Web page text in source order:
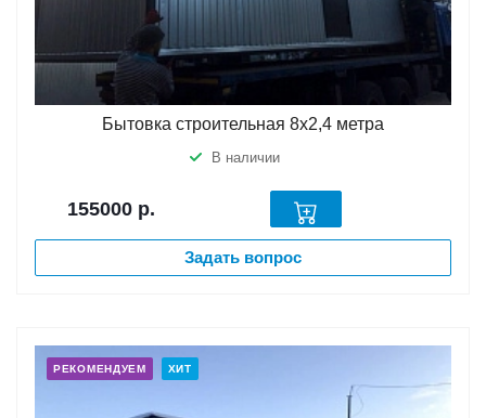
Бытовка строительная 8х2,4 метра
В наличии
155000 р.
Задать вопрос
РЕКОМЕНДУЕМ ХИТ